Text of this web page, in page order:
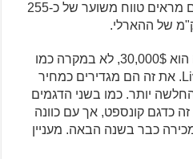
מושפע מכך לטובה – הנתונים מראים טווח משוער של כ-255
המחיר המשוער במקרה הזה הוא 30,000$, לא במקרה כמו
של ההארלי דיווידסון LiveWire. את זה הם מגדירים כמחיר
יותר. כמו בשני הדגמים
כדגם קונספט, אך עם כוונה
כבר בשנה הבאה. מעניין